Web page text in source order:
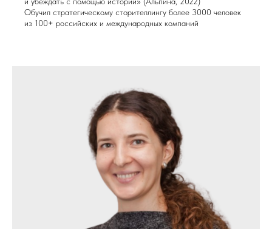
Обучил стратегическому сторителлингу более 3000 человек
из 100+ российских и международных компаний